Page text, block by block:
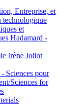
Entreprise, et
technologique
et
Hadamard -
Irène Joliot
Sciences pour
Sciences for